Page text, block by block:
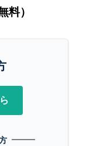
料）